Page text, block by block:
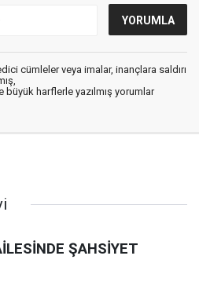
cümleler veya imalar, inançlara saldırı
büyük harflerle yazılmış yorumlar
ŞAHSİYET